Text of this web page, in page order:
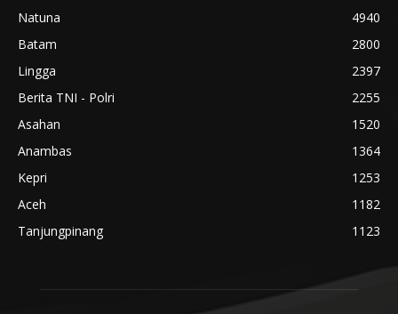
Natuna
4940
Batam
2800
Lingga
2397
Berita TNI - Polri
2255
Asahan
1520
Anambas
1364
Kepri
1253
Aceh
1182
Tanjungpinang
1123